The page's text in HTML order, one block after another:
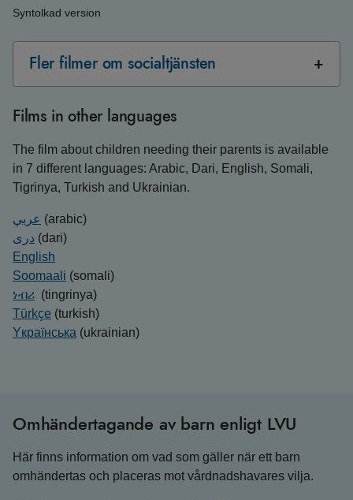
Syntolkad version
Fler filmer om socialtjänsten
Films in other languages
The film about children needing their parents is available
in 7 different languages: Arabic, Dari, English, Somali,
Tigrinya, Turkish and Ukrainian.
عربي (arabic)
دری (dari)
English
Soomaali (somali)
ነብሪ (tingrinya)
Türkçe (turkish)
Yкраїнська (ukrainian)
Omhändertagande av barn enligt LVU
Här finns information om vad som gäller när ett barn
omhändertas och placeras mot vårdnadshavares vilja.